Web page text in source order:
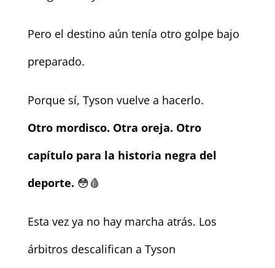
Pero el destino aún tenía otro golpe bajo
preparado.
Porque sí, Tyson vuelve a hacerlo.
Otro mordisco. Otra oreja. Otro
capítulo para la historia negra del
deporte. 😳🩸
Esta vez ya no hay marcha atrás. Los
árbitros descalifican a Tyson